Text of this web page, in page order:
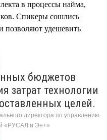
в процессы найма,
Спикеры сошлись
позволяют удешевить
бюджетов
затрат технологии
целей.
директора по управлению
«РУСАЛ и Эн+»